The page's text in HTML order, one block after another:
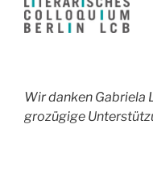
Wir danken Gabriela
grozügige